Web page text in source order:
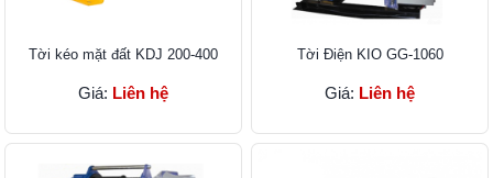
Tời kéo mặt đất KDJ 200-400
Giá: Liên hệ
Tời Điện KIO GG-1060
Giá: Liên hệ